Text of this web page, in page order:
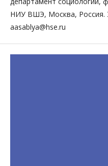
НИУ ВШЭ, Москва, Россия.
aasablya@hse.ru